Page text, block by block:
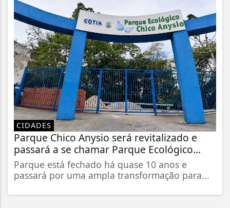
CIDADES
Parque Chico Anysio será revitalizado e
passará a se chamar Parque Ecológico...
Parque está fechado há quase 10 anos e
passará por uma ampla transformação para...